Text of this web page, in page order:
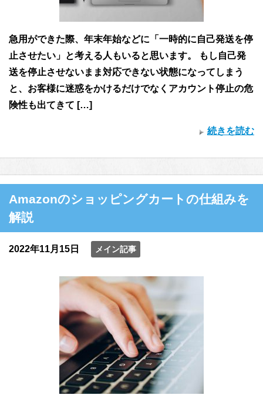
急用ができた際、年末年始などに「一時的に自己発送を停
止させたい」と考える人もいると思います。 もし自己発
送を停止させないまま対応できない状態になってしまう
と、お客様に迷惑をかけるだけでなくアカウント停止の危
険性も出てきて […]
続きを読む
Amazonのショッピングカートの仕組みを
解説
2022年11月15日 メイン記事